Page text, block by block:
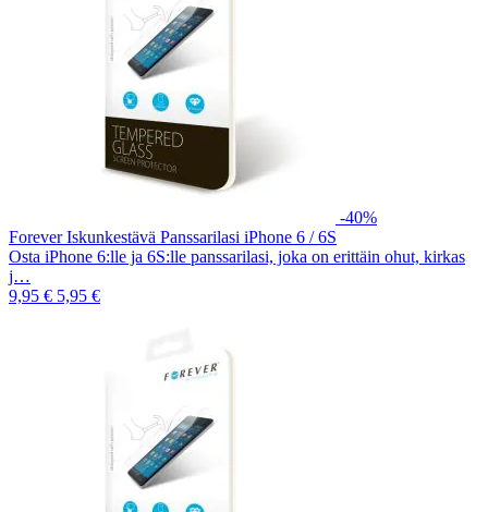
-40%
Forever Iskunkestävä Panssarilasi iPhone 6 / 6S
Osta iPhone 6:lle ja 6S:lle panssarilasi, joka on erittäin ohut, kirkas
j…
9,95 € 5,95 €